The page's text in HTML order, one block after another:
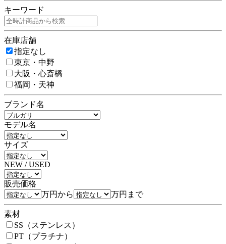
キーワード
在庫店舗
指定なし
東京・中野
大阪・心斎橋
福岡・天神
ブランド名
モデル名
サイズ
NEW / USED
販売価格
万円から
万円まで
素材
SS（ステンレス）
PT（プラチナ）